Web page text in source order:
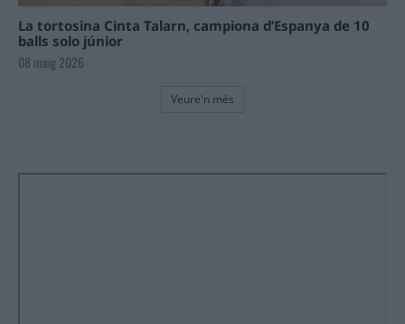
La tortosina Cinta Talarn, campiona d’Espanya de 10
balls solo júnior
08 maig 2026
Veure'n més